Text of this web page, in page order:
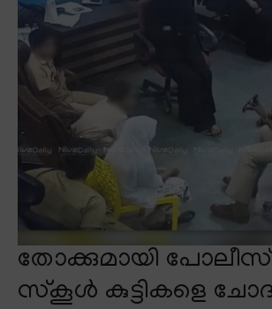
തോക്കുമായി പോലീസ്
സ്കൂൾ കുട്ടികളെ